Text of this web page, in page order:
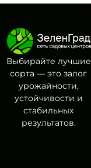
Выбирайте лучшие
сорта — это залог
урожайности,
устойчивости и
стабильных
результатов.